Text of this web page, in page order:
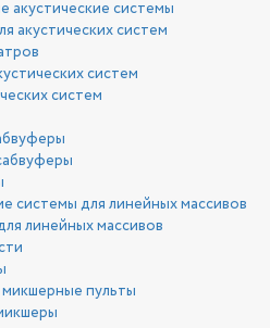
акустические системы
акустических систем
систем
систем
системы для линейных массивов
линейных массивов
пульты